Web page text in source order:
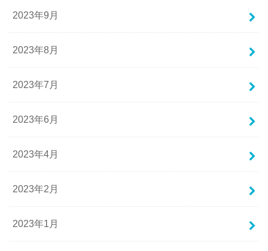
2023年9月
2023年8月
2023年7月
2023年6月
2023年4月
2023年2月
2023年1月